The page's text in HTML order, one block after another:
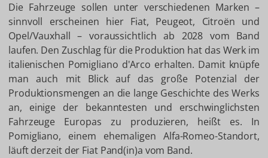
Die Fahrzeuge sollen unter verschiedenen Marken –
sinnvoll erscheinen hier Fiat, Peugeot, Citroën und
Opel/Vauxhall – voraussichtlich ab 2028 vom Band
laufen. Den Zuschlag für die Produktion hat das Werk im
italienischen Pomigliano d'Arco erhalten. Damit knüpfe
man auch mit Blick auf das große Potenzial der
Produktionsmengen an die lange Geschichte des Werks
an, einige der bekanntesten und erschwinglichsten
Fahrzeuge Europas zu produzieren, heißt es. In
Pomigliano, einem ehemaligen Alfa-Romeo-Standort,
läuft derzeit der Fiat Pand(in)a vom Band.